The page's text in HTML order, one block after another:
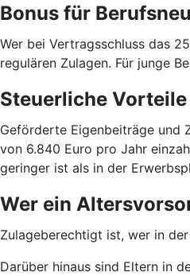
Bonus für
Wer bei Vertragsschluss das
regulären Zulagen. Für junge
Steuerliche Vorteile
Geförderte Eigenbeiträge und
von 6.840 Euro pro Jahr
geringer ist als in der
Wer ein
Zulageberechtigt ist, wer in
Darüber hinaus sind Eltern in